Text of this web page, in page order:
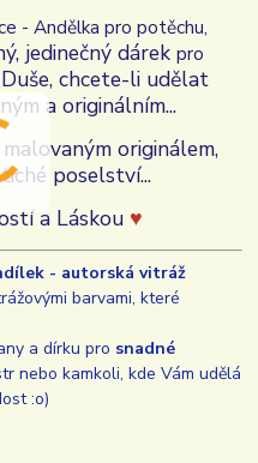
- Andělka pro potěchu,
jedinečný dárekpro
, chcete-li udělat
a originálním...
originálem,
poselství...
a Láskou ♥
- autorská vitráž
barvami, které
a dírku pro snadné
nebo kamkoli, kde Vám udělá
:o)